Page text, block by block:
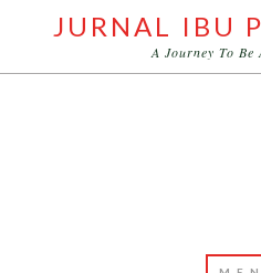
JURNAL IBU
A Journey To Be